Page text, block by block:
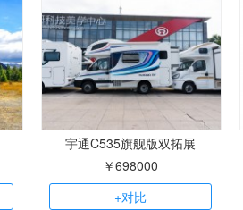
宇通C535旗舰版双拓展
￥698000
+对比